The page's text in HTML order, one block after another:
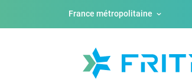
France métropolitaine